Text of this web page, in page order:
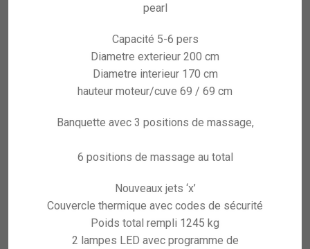
pearl
Capacité 5-6 pers
Diametre exterieur 200 cm
Diametre interieur 170 cm
hauteur moteur/cuve 69 / 69 cm
Banquette avec 3 positions de massage,
6 positions de massage au total
Nouveaux jets ‘x’
Couvercle thermique avec codes de sécurité
Poids total rempli 1245 kg
2 lampes LED avec programme de